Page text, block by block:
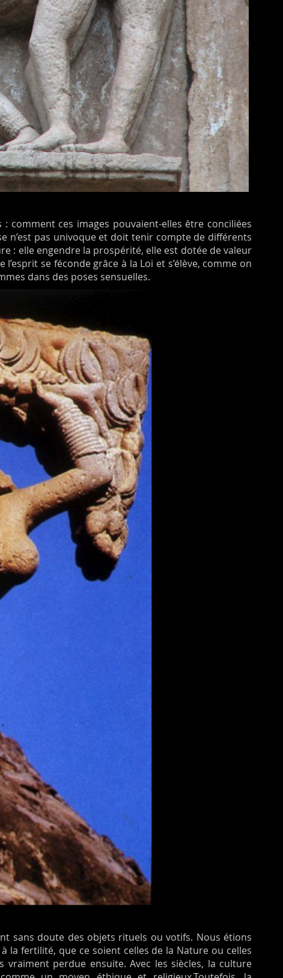
comment ces images pouvaient-elles être conciliées
n’est pas univoque et doit tenir compte de différents
: elle engendre la prospérité, elle est dotée de valeur
se féconde grâce à la Loi et s’élève, comme on
dans des poses sensuelles.
sans doute des objets rituels ou votifs. Nous étions
la fertilité, que ce soient celles de la Nature ou celles
perdue ensuite. Avec les siècles, la culture